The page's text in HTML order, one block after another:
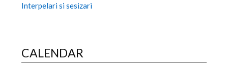
Interpelari si sesizari
CALENDAR